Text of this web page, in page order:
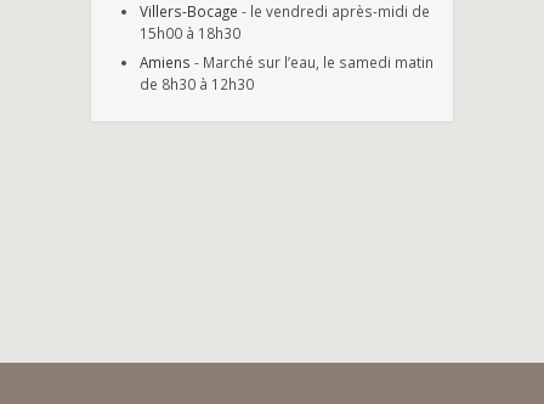
Villers-Bocage - le vendredi après-midi de
15h00 à 18h30
Amiens - Marché sur l’eau, le samedi matin
de 8h30 à 12h30